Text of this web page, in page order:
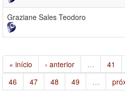
Graziane Sales Teodoro
« início ‹ anterior … 41
46
47 48 49 …